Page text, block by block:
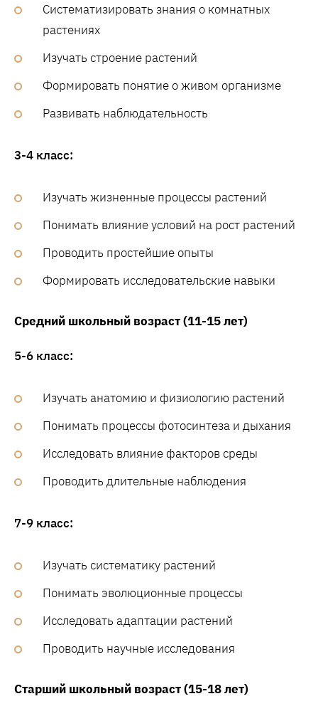
Систематизировать знания о комнатных
растениях
Изучать строение растений
Формировать понятие о живом организме
Развивать наблюдательность
3-4 класс:
Изучать жизненные процессы растений
Понимать влияние условий на рост растений
Проводить простейшие опыты
Формировать исследовательские навыки
Средний школьный возраст (11-15 лет)
5-6 класс:
Изучать анатомию и физиологию растений
Понимать процессы фотосинтеза и дыхания
Исследовать влияние факторов среды
Проводить длительные наблюдения
7-9 класс:
Изучать систематику растений
Понимать эволюционные процессы
Исследовать адаптации растений
Проводить научные исследования
Старший школьный возраст (15-18 лет)